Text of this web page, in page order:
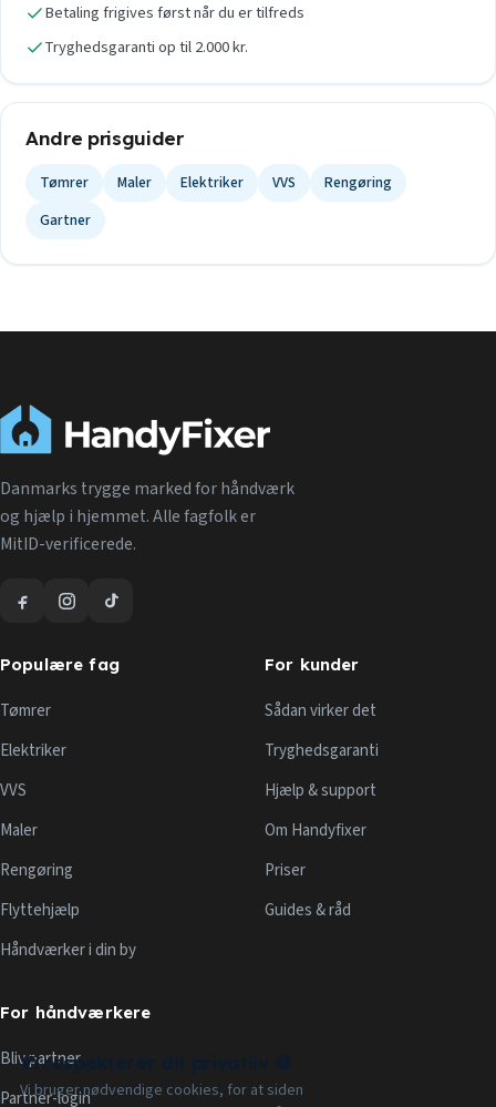
Betaling frigives først når du er tilfreds
Tryghedsgaranti op til 2.000 kr.
Andre prisguider
Tømrer Maler Elektriker VVS
Rengøring
Gartner
Danmarks trygge marked for håndværk
og hjælp i hjemmet. Alle fagfolk er
MitID-verificerede.
Populære fag
Tømrer
Elektriker
VVS
Maler
Rengøring
Flyttehjælp
Håndværker i din by
For kunder
Sådan virker det
Tryghedsgaranti
Hjælp & support
Om Handyfixer
Priser
Guides & råd
For håndværkere
Bliv partner
Partner-login
Vi respekterer dit privatliv 🍪
Vi bruger nødvendige cookies, for at siden